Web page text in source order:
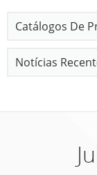
Catálogos De
Notícias